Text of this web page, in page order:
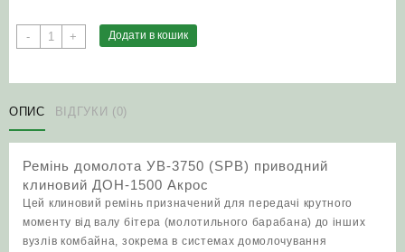
-
Ремінь
домолота
приводний
клиновий
Акрос
кількість
+ Додати в кошик
ОПИС ВІДГУКИ (0)
Ремінь домолота УВ-3750 (SPB) приводний
клиновий ДОН-1500 Акрос
Цей клиновий ремінь призначений для передачі крутного
моменту від валу бітера (молотильного барабана) до інших
вузлів комбайна, зокрема в системах домолочування